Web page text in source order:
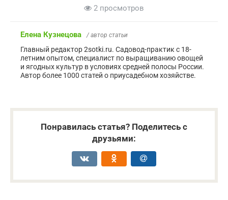
2 просмотров
Елена Кузнецова / автор статьи
Главный редактор 2sotki.ru. Садовод-практик с 18-
летним опытом, специалист по выращиванию овощей
и ягодных культур в условиях средней полосы России.
Автор более 1000 статей о приусадебном хозяйстве.
Понравилась статья? Поделитесь с
друзьями: